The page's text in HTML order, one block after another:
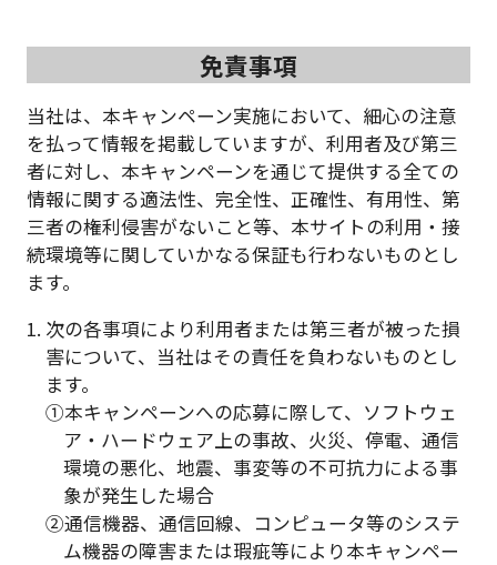
免責事項
当社は、本キャンペーン実施において、細心の注意
を払って情報を掲載していますが、利用者及び第三
者に対し、本キャンペーンを通じて提供する全ての
情報に関する適法性、完全性、正確性、有用性、第
三者の権利侵害がないこと等、本サイトの利用・接
続環境等に関していかなる保証も行わないものとし
ます。
1. 次の各事項により利用者または第三者が被った損
害について、当社はその責任を負わないものとし
ます。
①本キャンペーンへの応募に際して、ソフトウェ
ア・ハードウェア上の事故、火災、停電、通信
環境の悪化、地震、事変等の不可抗力による事
象が発生した場合
②通信機器、通信回線、コンピュータ等のシステ
ム機器の障害または瑕疵等により本キャンペー